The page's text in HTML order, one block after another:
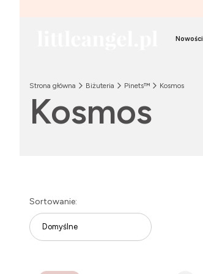
Nowości
Strona główna Biżuteria Pinets™ Kosmos
Kosmos
Lista produktów
Sortowanie:
Domyślne